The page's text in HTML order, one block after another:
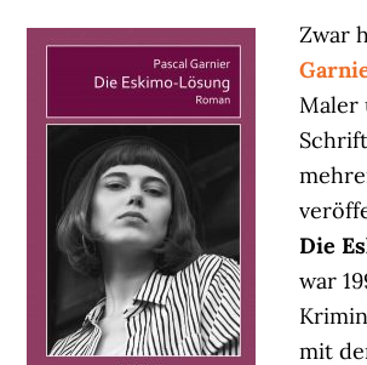
Zwar
Maler
Die
war
mit